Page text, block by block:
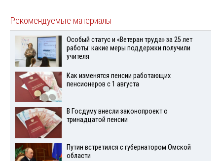
Рекомендуемые материалы
Особый статус и «Ветеран труда» за 25 лет
работы: какие меры поддержки получили
учителя
Как изменятся пенсии работающих
пенсионеров с 1 августа
В Госдуму внесли законопроект о
тринадцатой пенсии
Путин встретился с губернатором Омской
области